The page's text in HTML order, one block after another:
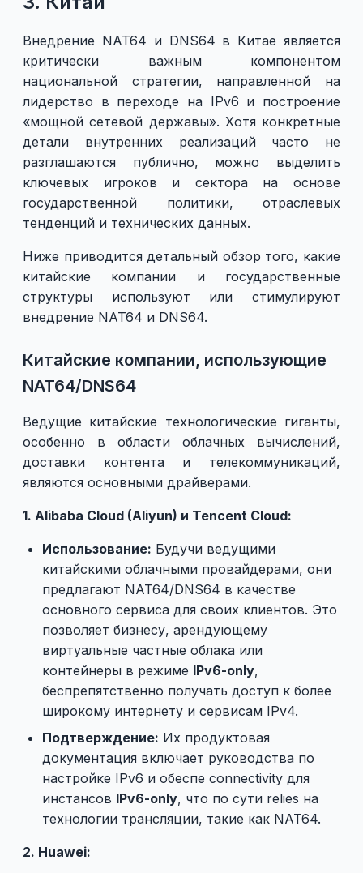
Внедрение NAT64 и DNS64 в Китае является
критически важным компонентом
национальной стратегии, направленной на
лидерство в переходе на IPv6 и построение
«мощной сетевой державы». Хотя конкретные
детали внутренних реализаций часто не
разглашаются публично, можно выделить
ключевых игроков и сектора на основе
государственной политики, отраслевых
тенденций и технических данных.
Ниже приводится детальный обзор того, какие
китайские компании и государственные
структуры используют или стимулируют
внедрение NAT64 и DNS64.
Китайские компании, использующие
NAT64/DNS64
Ведущие китайские технологические гиганты,
особенно в области облачных вычислений,
доставки контента и телекоммуникаций,
являются основными драйверами.
1. Alibaba Cloud (Aliyun) и Tencent Cloud:
Использование: Будучи ведущими
китайскими облачными провайдерами, они
предлагают NAT64/DNS64 в качестве
основного сервиса для своих клиентов. Это
позволяет бизнесу, арендующему
виртуальные частные облака или
контейнеры в режиме IPv6-only,
беспрепятственно получать доступ к более
широкому интернету и сервисам IPv4.
Подтверждение: Их продуктовая
документация включает руководства по
настройке IPv6 и обеспе connectivity для
инстансов IPv6-only, что по сути relies на
технологии трансляции, такие как NAT64.
2. Huawei: